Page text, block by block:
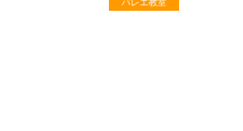
バレエ教室